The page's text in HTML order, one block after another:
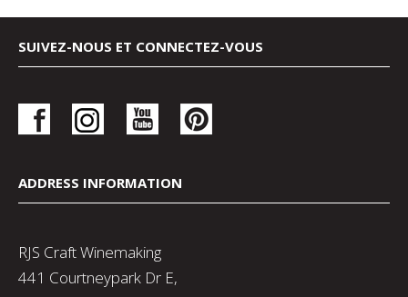
SUIVEZ-NOUS ET CONNECTEZ-VOUS
ADDRESS INFORMATION
RJS Craft Winemaking
441 Courtneypark Dr E,